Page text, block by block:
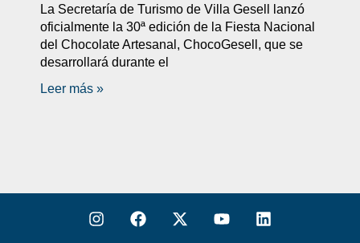
La Secretaría de Turismo de Villa Gesell lanzó
oficialmente la 30ª edición de la Fiesta Nacional
del Chocolate Artesanal, ChocoGesell, que se
desarrollará durante el
Leer más »